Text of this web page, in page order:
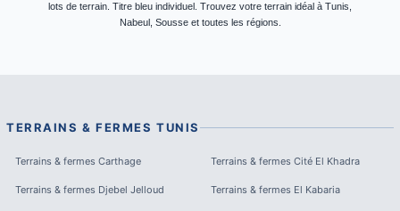
lots de terrain. Titre bleu individuel. Trouvez votre terrain idéal à Tunis,
Nabeul, Sousse et toutes les régions.
TERRAINS & FERMES TUNIS
Terrains & fermes Carthage Terrains & fermes Cité El Khadra
Terrains & fermes Djebel Jelloud Terrains & fermes El Kabaria